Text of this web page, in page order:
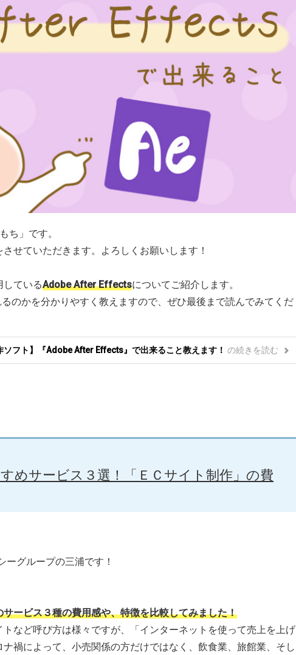
ち」です。
せていただきます。よろしくお願いします！
ているAdobe After Effectsについてご紹介します。
のかを分かりやすく教えますので、ぜひ最後まで読んでみてくだ
ソフト】『Adobe After Effects』で出来ること教えます！ の続きを読む
めサービス３選！「ＥＣサイト制作」の費
グループの三浦です！
ービス３種の費用感や、特徴を比較してみました！
など呼び方は様々ですが、「インターネットを使って売上を上げ
禍によって、小売関係の方だけではなく、飲食業、旅館業、そし